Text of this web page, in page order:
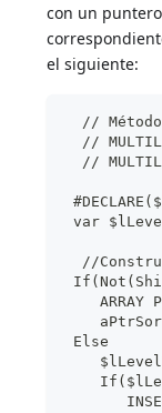
con un
el siguiente:
// Método
//
//
var
//
ARRAY
Else
INSERT